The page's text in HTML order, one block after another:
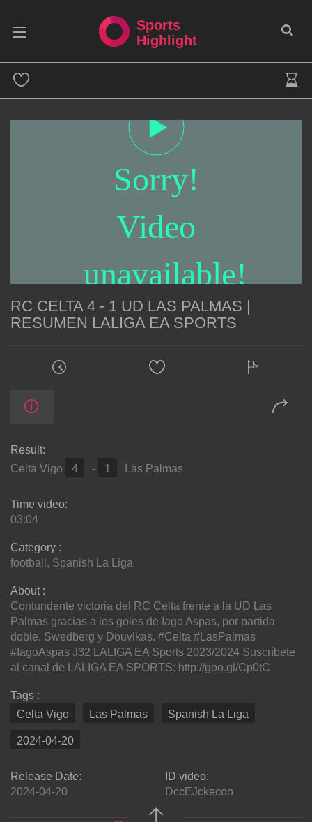
Sports
Highlight
Sorry!
Video
unavailable!
RC CELTA 4 - 1 UD LAS PALMAS |
RESUMEN LALIGA EA SPORTS
Result:
Celta Vigo
4 - 1 Las Palmas
Time video:
03:04
Category :
football , Spanish La Liga
About :
Contundente victoria del RC Celta frente a la UD Las
Palmas gracias a los goles de Iago Aspas, por partida
doble, Swedberg y Douvikas. #Celta #LasPalmas
#IagoAspas J32 LALIGA EA Sports 2023/2024 Suscríbete
al canal de LALIGA EA SPORTS: http://goo.gl/Cp0tC
Tags :
Celta Vigo
Las Palmas Spanish La Liga
2024-04-20
Release Date:
2024-04-20
ID video:
DccEJckecoo